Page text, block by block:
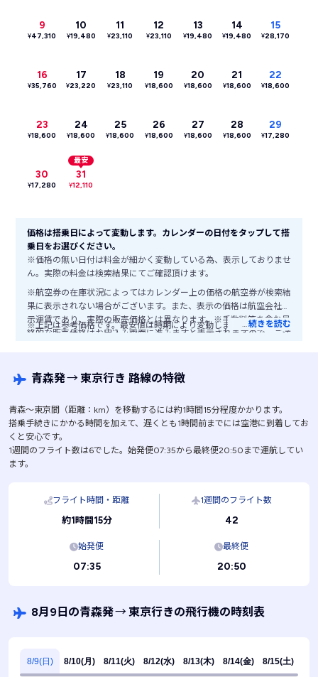
9
¥47,310
10
¥19,480
11
¥23,110
12
¥23,110
13
¥19,480
14
¥19,480
15
¥28,170
16
¥35,760
17
¥23,220
18
¥23,110
19
¥18,600
20
¥18,600
21
¥18,600
22
¥18,600
23
¥18,600
24
¥18,600
25
¥18,600
26
¥18,600
27
¥18,600
28
¥18,600
29
¥17,280
30
¥17,280
最安
31
¥12,110
価格は搭乗日によって変動します。カレンダーの日付をタップして搭
乗日をお選びください。
※価格の無い日付は料金が細かく変動している為、表示しておりませ
ん。実際の料金は検索結果にてご確認頂けます。
※航空券の在庫状況によってはカレンダー上の価格の航空券が検索結
果に表示されない場合がございます。また、表示の価格は航空会社公
示運賃であり、実際の販売価格とは異なります。※手数料等を含む最
終的な販売価格はお申込み画面に進みますと表示されますので、ご注
※上記は参考価格です。最安値は時期により変動します。
…続きを読む
青森発→東京行き 路線の特徴
青森〜東京間（距離：km）を移動するには約1時間15分程度かかります。
搭乗手続きにかかる時間を加えて、遅くとも1時間前までには空港に到着してお
くと安心です。
1週間のフライト数は6でした。始発便07:35から最終便20:50まで運航してい
ます。
フライト時間・距離
約1時間15分
1週間のフライト数
42
始発便
07:35
最終便
20:50
8月9日の青森発→東京行きの飛行機の時刻表
8/9(日) 8/10(月) 8/11(火) 8/12(水) 8/13(木) 8/14(金) 8/15(土)